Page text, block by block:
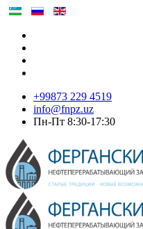
+99873 229 4519
info@fnpz.uz
Пн-Пт 8:30-17:30